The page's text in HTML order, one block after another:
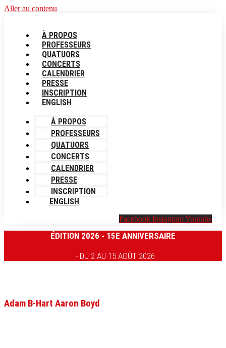
Aller au contenu
À PROPOS
PROFESSEURS
QUATUORS
CONCERTS
CALENDRIER
PRESSE
INSCRIPTION
ENGLISH
À PROPOS
PROFESSEURS
QUATUORS
CONCERTS
CALENDRIER
PRESSE
INSCRIPTION
ENGLISH
Facebook InstagramYoutube
ÉDITION 2026 - 15E ANNIVERSAIRE
- DU 2 AU 15 AOÛT 2026
Adam B-Hart Aaron Boyd